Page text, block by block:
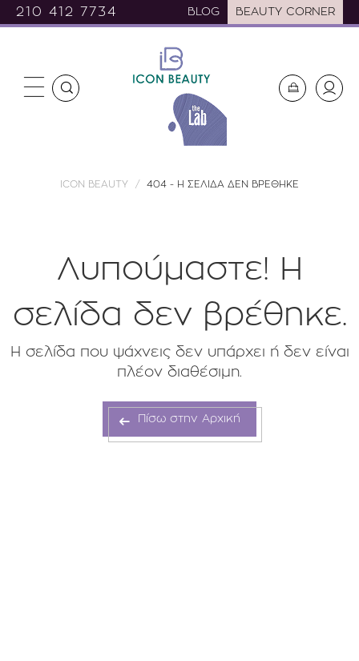
210 412 7734 BLOG BEAUTY CORNER
ICON BEAUTY 404 - Η ΣΕΛΙΔΑ ΔΕΝ ΒΡΕΘΗΚΕ
Λυπούμαστε! H
σελίδα δεν βρέθηκε.
Η σελίδα που ψάχνεις δεν υπάρχει ή δεν είναι
πλέον διαθέσιμη.
Πίσω στην Αρχική